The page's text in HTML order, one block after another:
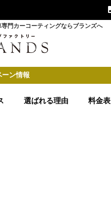
門カーコーティングならブランズへ
ン情報
選ばれる理由 料金表